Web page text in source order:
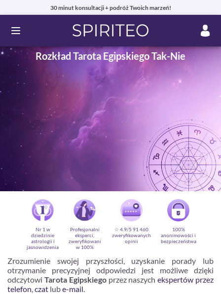
30 minut konsultacji + podróż Twoich marzeń!
Ouvrir le menu
Rozkład Tarota Egipskiego Tak-Nie
Prywatne konsultacje jasnowidzenia online przez telefon,
czat lub e-mail
99% zadowolonych klientów i autentyczne recenzje!
Nr 1 w
dziedzinie
astrologii i
jasnowidzenia
Profesjonalni
eksperci,
zweryfikowani
w 100%
☆ 4.9/5 91 460
zweryfikowanych
opinii
100%
anonimowości i
bezpieczeństwa
Zrozumienie swojej przyszłości, uzyskanie porady lub
otrzymanie precyzyjnej odpowiedzi jest możliwe dzięki
odczytowi Tarota Egipskiegoprzez naszychekspertów przez
telefon,czat lube-mail.